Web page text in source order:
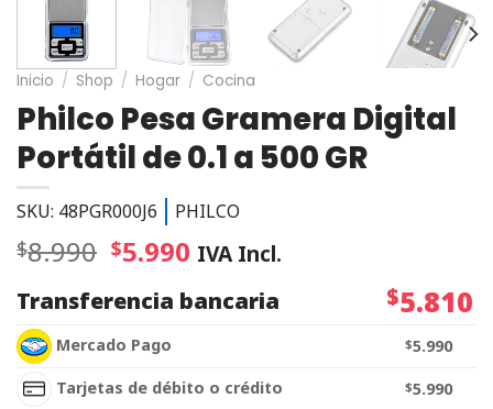
Inicio / Shop / Hogar / Cocina
Philco Pesa Gramera Digital
Portátil de 0.1 a 500 GR
SKU: 48PGR000J6 PHILCO
$8.990 $5.990 IVA Incl.
Transferencia bancaria
$5.810
Mercado Pago $5.990
Tarjetas de débito o crédito $5.990